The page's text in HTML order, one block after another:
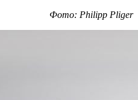
Фото: Philipp Pliger